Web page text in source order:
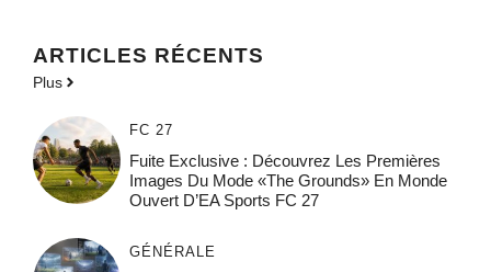
ARTICLES RÉCENTS
Plus
FC 27
Fuite Exclusive : Découvrez Les Premières
Images Du Mode «The Grounds» En Monde
Ouvert D’EA Sports FC 27
GÉNÉRALE